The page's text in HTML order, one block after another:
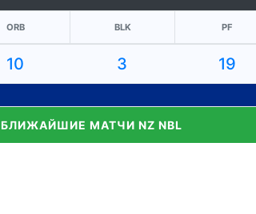
ORB BLK PF
10 3 19
БЛИЖАЙШИЕ МАТЧИ NZ NBL